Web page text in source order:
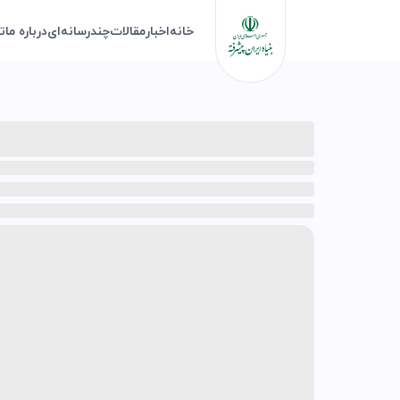
خانهاخبارمقالاتچندرسانه‌ایدرباره ما